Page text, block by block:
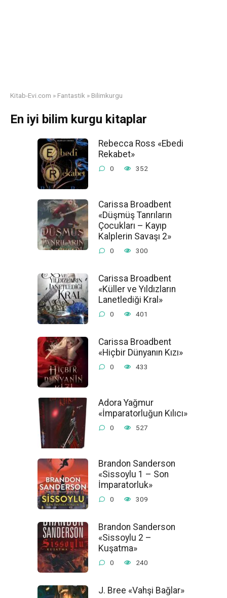
Kitab-Evi.com » Fantastik » Bilimkurgu
En iyi bilim kurgu kitaplar
Rebecca Ross «Ebedi
Rekabet»
0 352
Carissa Broadbent
«Düşmüş Tanrıların
Çocukları – Kayıp
Kalplerin Savaşı 2»
0 300
Carissa Broadbent
«Küller ve Yıldızların
Lanetlediği Kral»
0 401
Carissa Broadbent
«Hiçbir Dünyanın Kızı»
0 433
Adora Yağmur
«İmparatorluğun Kılıcı»
0 527
Brandon Sanderson
«Sissoylu 1 – Son
İmparatorluk»
0 309
Brandon Sanderson
«Sissoylu 2 –
Kuşatma»
0 240
J. Bree «Vahşi Bağlar»